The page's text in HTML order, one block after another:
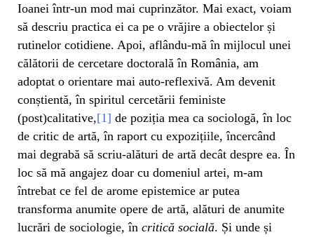
Ioanei într-un mod mai cuprinzător. Mai exact, voiam
să descriu practica ei ca pe o vrăjire a obiectelor și
rutinelor cotidiene. Apoi, aflându-mă în mijlocul unei
călătorii de cercetare doctorală în România, am
adoptat o orientare mai auto-reflexivă. Am devenit
conștientă, în spiritul cercetării feministe
(post)calitative,[1] de poziția mea ca sociologă, în loc
de critic de artă, în raport cu expozițiile, încercând
mai degrabă să scriu-alături de artă decât despre ea. În
loc să mă angajez doar cu domeniul artei, m-am
întrebat ce fel de arome epistemice ar putea
transforma anumite opere de artă, alături de anumite
lucrări de sociologie, în critică socială. Și unde și